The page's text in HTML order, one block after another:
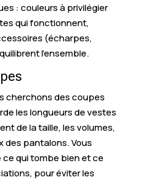
: couleurs à privilégier
qui fonctionnent,
(écharpes,
l’ensemble.
cherchons des coupes
les longueurs de vestes
de la taille, les volumes,
des pantalons. Vous
qui tombe bien et ce
pour éviter les